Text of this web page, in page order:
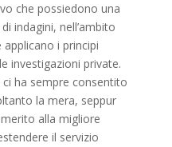
che possiedono una
indagini, nell’ambito
i principi
investigazioni private.
ha sempre consentito
la mera, seppur
alla migliore
il servizio